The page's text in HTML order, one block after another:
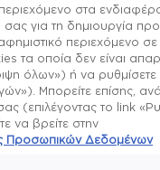
στα
για τη δημιουργία
περιεχόμενο
τα οποία δεν είναι
όλων») ή να ρυθμίσετε
Μπορείτε επίσης,
(επιλέγοντας το link
να βρείτε στην
Προσωπικών Δεδομένων